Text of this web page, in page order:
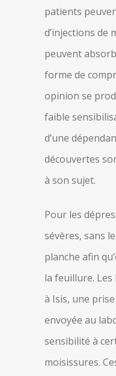
patients
d’injections de
peuvent
forme de
opinion se
faible
d’une
découvertes
à son sujet.
Pour les
sévères, sans
planche afin
la feuillure.
à Isis, une
envoyée au
sensibilité à
moisissures.